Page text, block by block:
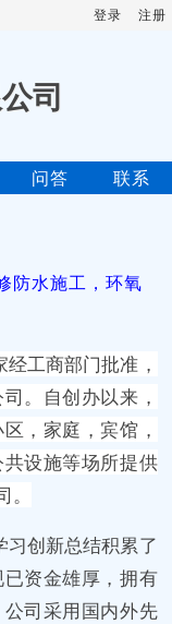
登录 注册
司
问答 联系
防水施工，环氧
经工商部门批准，
。自创办以来，
，家庭，宾馆，
设施等场所提供
创新总结积累了
资金雄厚，拥有
司采用国内外先